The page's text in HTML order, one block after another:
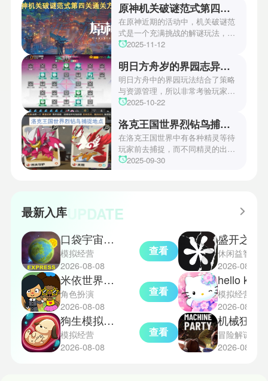
场资讯让众多玩家们都非常期待！
本次官方也宣布游戏将于2027年登
陆PS5、Xbox以及PC平台！有兴
趣的玩家们可以继续留守鲶鱼网！
原神机关破谜范式第四关通关方法
在原神近期的活动中，机关破谜范
式是一个充满挑战的解谜玩法，其
中第四关是许多玩家遇到困难的地
机关破谜范式第四关通关方法，助
玩家们能够顺利通关！有兴趣的玩
家们快来一起看看吧！
2025-11-12
明日方舟岁的界园志异攻略
明日方舟中的界园玩法结合了策略
与资源管理，所以非常考验玩家的
操作和规划能力。游戏里拥有先
丰富多样的角色体系足以满足不同
战术需求。电表倒转是界园中的核
心挑战之一，玩家需合理利用通宝
和特殊钱币进行资源转换。明日方
乐趣和探索深度，丰富了玩家的游
2025-10-22
洛克王国世界烈钻鸟捕捉地点
在洛克王国世界中有各种精灵等待
玩家前去捕捉，而不同精灵的出现
地点和捕捉方式也各不相同。有少
2025-09-30
最新入库UPDATE
口袋宇宙汉化版
模拟经营
2026-08-08
查看
米依世界安卓版
角色扮演
2026-08-08
查看
狗生模拟器中文版
模拟经营
2026-08-08
查看
休闲益智
2026-08-08
模拟经营
2026-08-08
冒险解谜
2026-08-08